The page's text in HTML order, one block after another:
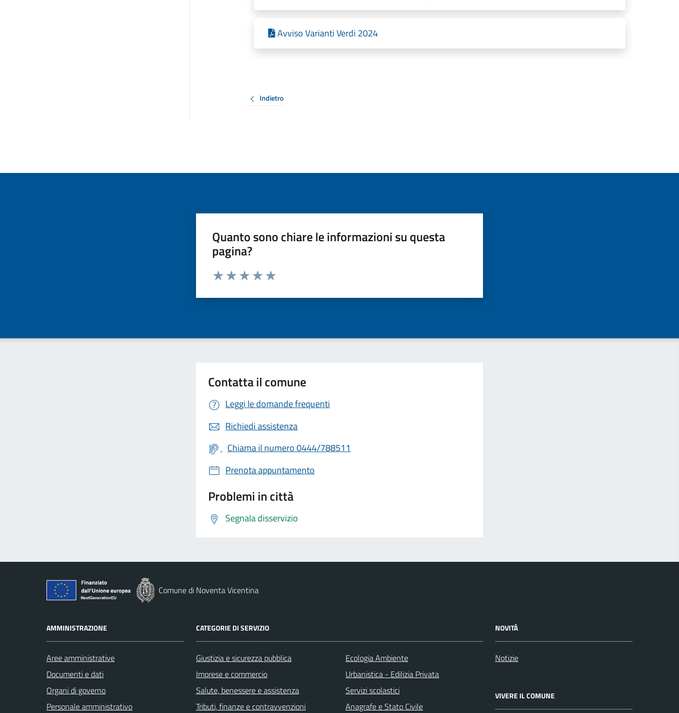
Avviso Varianti Verdi 2024
Indietro
Quanto sono chiare le informazioni su questa
pagina?
Valuta da 1 a 5 stelle la pagina
Contatta il comune
Leggi le domande frequenti
Richiedi assistenza
Chiama il numero 0444/788511
Prenota appuntamento
Problemi in città
Segnala disservizio
Comune di Noventa Vicentina
AMMINISTRAZIONE
Aree amministrative
Documenti e dati
Organi di governo
Personale amministrativo
CATEGORIE DI SERVIZIO
Giustizia e sicurezza pubblica
Imprese e commercio
Salute, benessere e assistenza
Tributi, finanze e contravvenzioni
Ecologia Ambiente
Urbanistica - Edilizia Privata
Servizi scolastici
Anagrafe e Stato Civile
NOVITÀ
Notizie
VIVERE IL COMUNE